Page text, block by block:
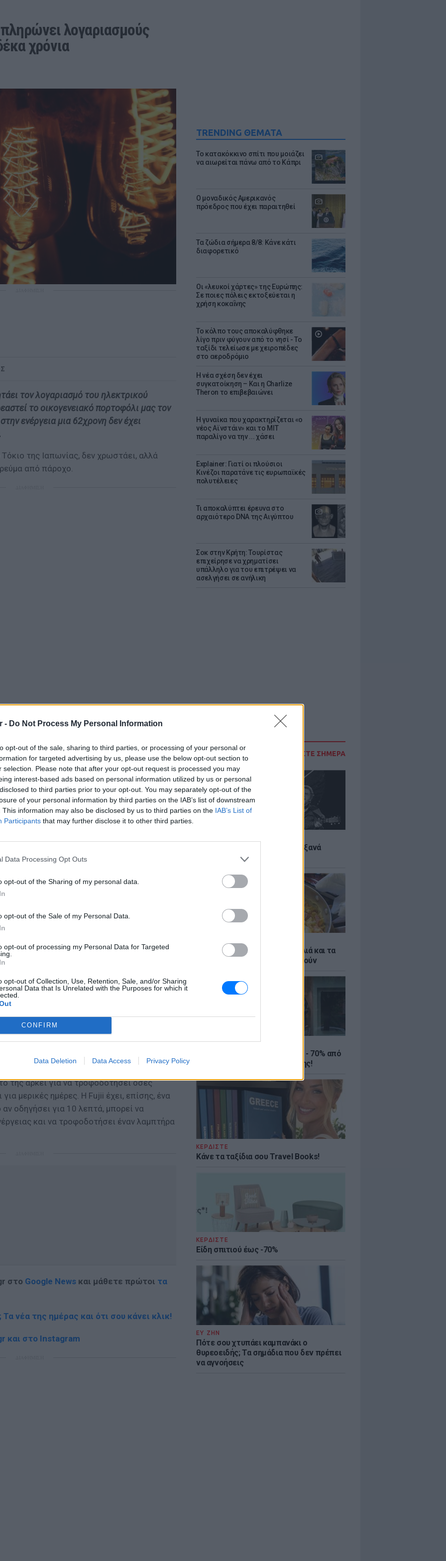
- Do Not Process My Personal Information
opt-out of the sale, sharing to third parties, or processing of your personal or
for targeted advertising by us, please use the below opt-out section to
selection. Please note that after your opt-out request is processed you may
interest-based ads based on personal information utilized by us or personal
to third parties prior to your opt-out. You may separately opt-out of the
of your personal information by third parties on the IAB’s list of downstream
This information may also be disclosed by us to third parties on the IAB’s List of
Participants that may further disclose it to other third parties.
Data Processing Opt Outs
opt-out of the Sharing of my personal data.
opt-out of the Sale of my Personal Data.
opt-out of processing my Personal Data for Targeted
opt-out of Collection, Use, Retention, Sale, and/or Sharing
Data that Is Unrelated with the Purposes for which it
CONFIRM
Data Deletion Data Access Privacy Policy
TRENDING ΘΕΜΑΤΑ
Το κατακόκκινο σπίτι που μοιάζει
να αιωρείται πάνω από το Κάπρι
Ο μοναδικός Αμερικανός
πρόεδρος που έχει παραιτηθεί
Τα ζώδια σήμερα 8/8: Κάνε κάτι
διαφορετικό
Οι «λευκοί χάρτες» της Ευρώπης:
Σε ποιες πόλεις εκτοξεύεται η
χρήση κοκαΐνης
Το κόλπο τους αποκαλύφθηκε
λίγο πριν φύγουν από το νησί - Το
ταξίδι τελείωσε με χειροπέδες
στο αεροδρόμιο
Η νέα σχέση δεν έχει
συγκατοίκηση – Και η Charlize
Theron το επιβεβαιώνει
Η γυναίκα που χαρακτηρίζεται «ο
νέος Αϊνστάιν» και το MIT
παραλίγο να την ... χάσει
Explainer: Γιατί οι πλούσιοι
Κινέζοι παρατάνε τις ευρωπαϊκές
πολυτέλειες
Τι αποκαλύπτει έρευνα στο
αρχαιότερο DNA της Αιγύπτου
Σοκ στην Κρήτη: Τουρίστας
επιχείρησε να χρηματίσει
υπάλληλο για του επιτρέψει να
ασελγήσει σε ανήλικη
ΔΙΑΒΑΣΤΕ ΣΗΜΕΡΑ
5 one-hit wonders που έγιναν ξανά
διάσημοι από… ατύχημα
Ελληνικό γιαούρτι: Μία κουταλιά και τα
scrambled eggs θα απογειωθούν
ΚΕΡΔΙΣΤΕ
Καλοκαιρινές εκπτώσεις έως - 70% από
τα μεγαλύτερα eshops ένδυσης!
ΚΕΡΔΙΣΤΕ
Κάνε τα ταξίδια σου Travel Books!
ΚΕΡΔΙΣΤΕ
Είδη σπιτιού έως -70%
ΕΥ ΖΗΝ
Πότε σου χτυπάει καμπανάκι ο
θυρεοειδής; Τα σημάδια που δεν πρέπει
να αγνοήσεις
λογαριασμούς
χρόνια
τον λογαριασμό του ηλεκτρικού
το οικογενειακό πορτοφόλι μας τον
ενέργεια μια 62χρονη δεν έχει
της Ιαπωνίας, δεν χρωστάει, αλλά
από πάροχο.
όταν μετά από ένα σεισμό οι κάτοικοι του
μία εβδομάδα. Τότε η Chikako Fujii
ντοκιμαντέρ.
μπαλκόνι της και με αυτά τροφοδοτούσε
της και το φούρνο της.
ακτινοβολία, γιατί μιλάμε για το Τόκιο
ήλιου, κατάφερε να περιορίσει τις
από τις εταιρείες παροχής ηλεκτρικού
παράγουν ως και 1000 watt σε μια
της αρκεί για να τροφοδοτήσει όσες
μερικές ημέρες. Η Fujii έχει, επίσης, ένα
οδηγήσει για 10 λεπτά, μπορεί να
και να τροφοδοτήσει έναν λαμπτήρα
στο Google News και μάθετε πρώτοι τα
νέα της ημέρας και ότι σου κάνει κλικ!
και στο Instagram